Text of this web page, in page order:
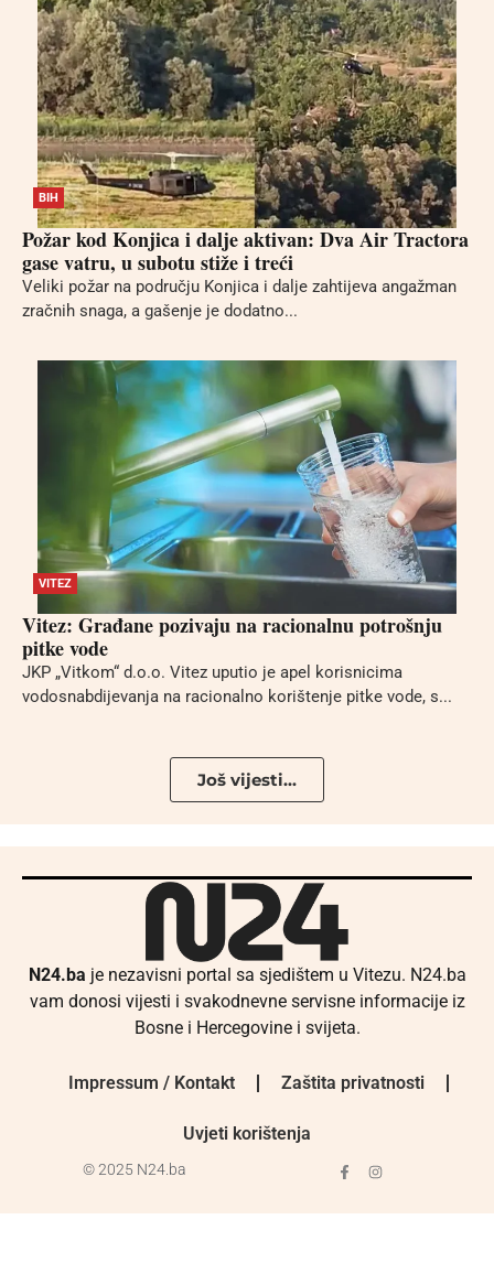
BIH
Požar kod Konjica i dalje aktivan: Dva Air Tractora
gase vatru, u subotu stiže i treći
Veliki požar na području Konjica i dalje zahtijeva angažman
zračnih snaga, a gašenje je dodatno...
VITEZ
Vitez: Građane pozivaju na racionalnu potrošnju
pitke vode
JKP „Vitkom“ d.o.o. Vitez uputio je apel korisnicima
vodosnabdijevanja na racionalno korištenje pitke vode, s...
Još vijesti...
N24.ba je nezavisni portal sa sjedištem u Vitezu. N24.ba
vam donosi vijesti i svakodnevne servisne informacije iz
Bosne i Hercegovine i svijeta.
Impressum / Kontakt Zaštita privatnosti
Uvjeti korištenja
© 2025 N24.ba